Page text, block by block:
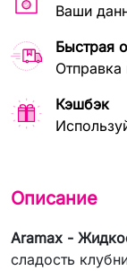
Ваши
Быстрая
Отправка
Кэшбэк
Описание
Aramax -
сладость